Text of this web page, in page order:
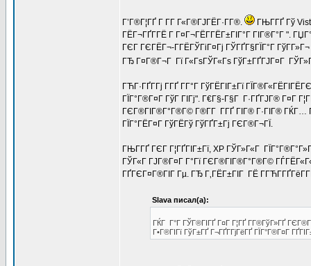
Г’Г®Г¦ГҐ Г Г­Г Г«Г®ГЈГЁГ·Г­Г®.
ГЊГ­ГҐ Гў
ГЁГ¬ГҐГ­ГЁ Г Г¤Г¬ГЁГ­ГЁГ±ГІГ°Г ГІГ®Г°Г ".
ГЄГ ГЄГЁГ¬-Г­ГЁГЎГіГ¤Гј ГЎГҐГ§ГЇГ°Г ГўГ­Г»Г¬
ГЂ Г¤Г®Г¬Г Гї Г«ГѕГЎГ«Гѕ ГўГ±ГҐГЈГ¤Г
ГЋГ·ГҐГ­Гј Г­ГҐ Г­Г°Г ГўГЁГІГ±Гї
ГЇГ°Г®Г¤Г ГўГ ГІГј". Г€Г§-Г§Г Г·ГҐГЈГ® Г¤Г
ГЄГ®ГІГ®Г°Г®Г© Г®Г­Г Г­ГҐ ГІГ® Г·ГІГ® ГЌГ…
ГЇГ°ГЁГ¤Г ГўГЁГў ГўГҐГ±Гј ГЄГ®Г¬ГЇ.
ГЊГ­ГҐ ГЄГ Г¦ГҐГІГ±Гї, XP ГЎГ»Г«Г
ГЎГ«Г ГЈГ®Г¤Г Г°Гї ГЄГ®ГІГ®Г°Г®Г©
ГҐГЄГ¤Г®ГІГ Гµ. ГЂ Г‚ГЁГ±ГІГ ГЁ
Slava писал(а):
ГЌГ Г°Г ГЎГ®ГІГҐ Г¤Г Г¦ГҐ Г­Г®ГўГ»ГҐ
Г•Г®ГІГї ГўГ±ГҐ Г¬ГҐГ­ГјГёГҐ ГЇГ°Г®Г¤Г